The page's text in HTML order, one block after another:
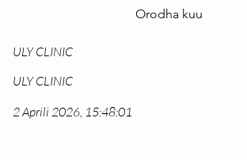
Orodha kuu
ULY CLINIC
ULY CLINIC
2 Aprili 2026, 15:48:01